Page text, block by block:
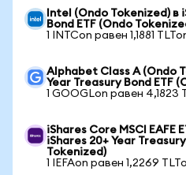
Intel (Ondo Tokenized) в
Bond ETF (Ondo
1 INTCon равен 1,1881
Alphabet Class A (Ondo
Year Treasury Bond ETF
1 GOOGLon равен 4,1823
iShares Core MSCI EAFE
iShares 20+ Year
Tokenized)
1 IEFAon равен 1,2269